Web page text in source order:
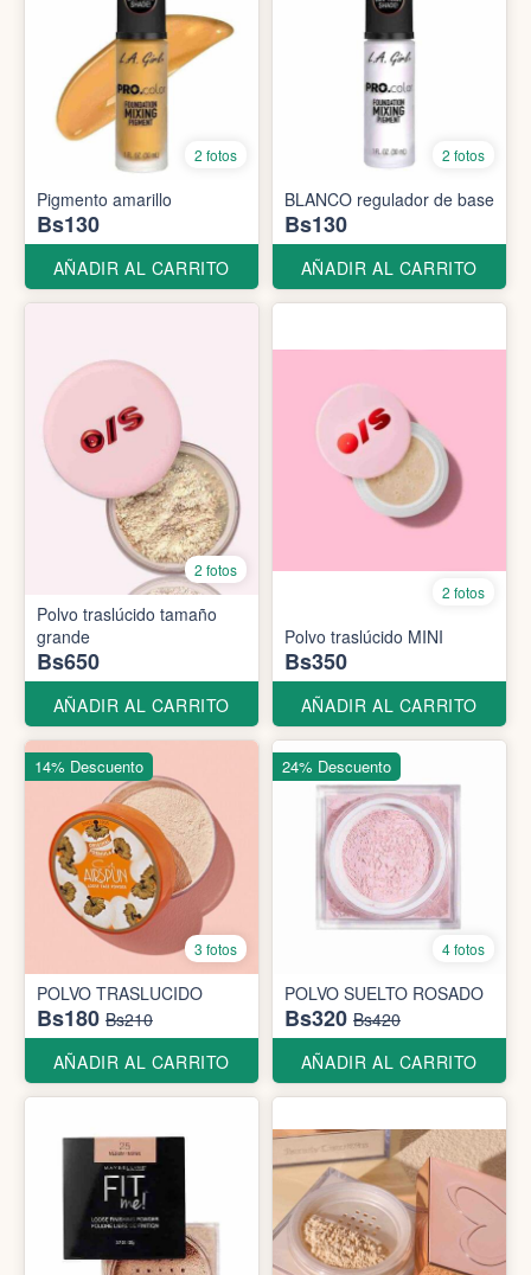
2 fotos
Pigmento amarillo
Bs130
AÑADIR AL CARRITO
2 fotos
BLANCO regulador de base
Bs130
AÑADIR AL CARRITO
2 fotos
Polvo traslúcido tamaño
grande
Bs650
AÑADIR AL CARRITO
2 fotos
Polvo traslúcido MINI
Bs350
AÑADIR AL CARRITO
3 fotos
POLVO TRASLUCIDO
Bs180 Bs210
AÑADIR AL CARRITO
14% Descuento
4 fotos
POLVO SUELTO ROSADO
Bs320 Bs420
AÑADIR AL CARRITO
24% Descuento